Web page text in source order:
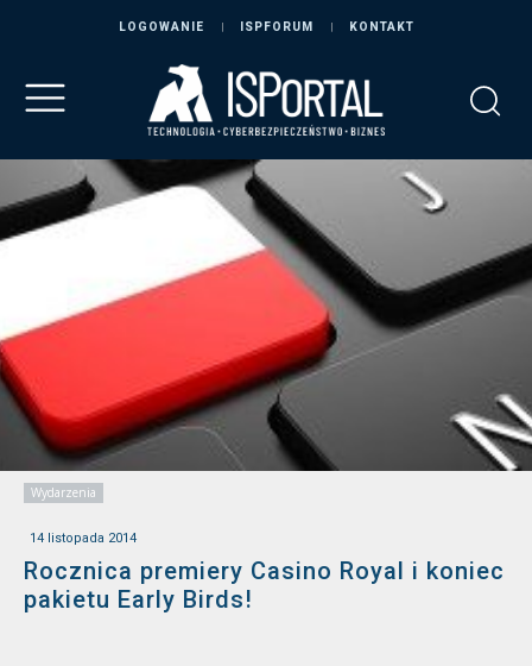
LOGOWANIE ISPFORUM KONTAKT
Wydarzenia
14 listopada 2014
Rocznica premiery Casino Royal i koniec
pakietu Early Birds!